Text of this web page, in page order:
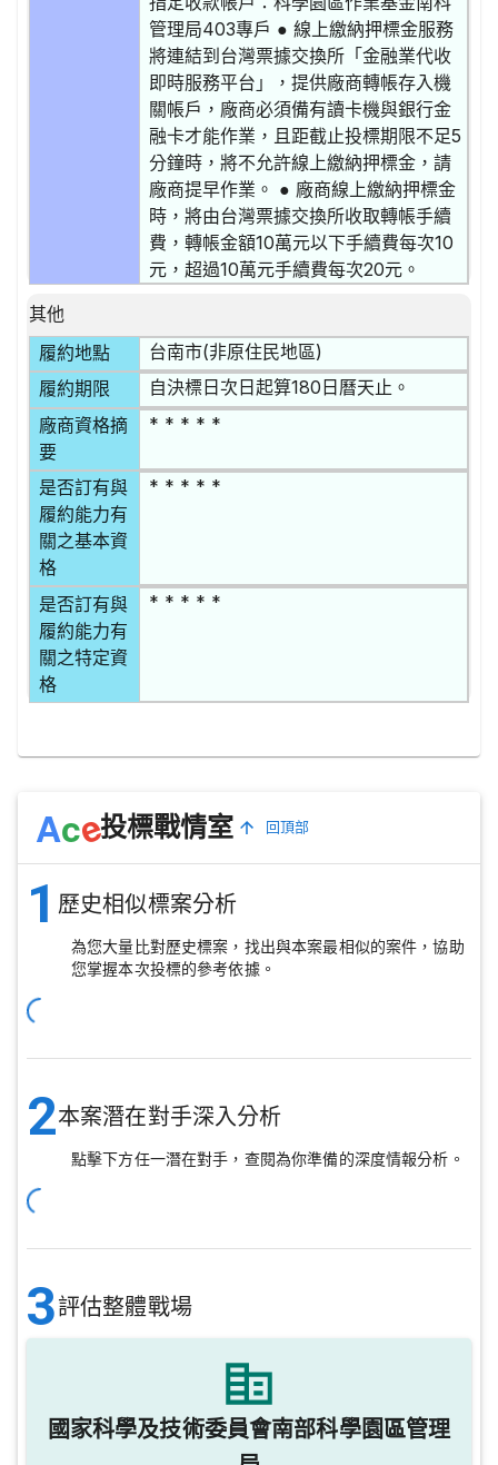
管理局403專戶 ● 線上繳納押標金服務
將連結到台灣票據交換所「金融業代收
即時服務平台」，提供廠商轉帳存入機
關帳戶，廠商必須備有讀卡機與銀行金
融卡才能作業，且距截止投標期限不足5
分鐘時，將不允許線上繳納押標金，請
廠商提早作業。 ● 廠商線上繳納押標金
時，將由台灣票據交換所收取轉帳手續
費，轉帳金額10萬元以下手續費每次10
元，超過10萬元手續費每次20元。
其他
履約地點
台南市(非原住民地區)
履約期限 自決標日次日起算180日曆天止。
廠商資格摘
要
* * * * *
是否訂有與
履約能力有
關之基本資
格
* * * * *
是否訂有與
履約能力有
關之特定資
格
* * * * *
Ace投標戰情室 回頂部
1 歷史相似標案分析
為您大量比對歷史標案，找出與本案最相似的案件，協助
您掌握本次投標的參考依據。
2本案潛在對手深入分析
點擊下方任一潛在對手，查閱為你準備的深度情報分析。
3評估整體戰場
國家科學及技術委員會南部科學園區管理